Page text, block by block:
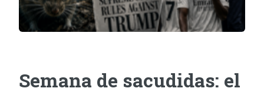
Semana de sacudidas: el